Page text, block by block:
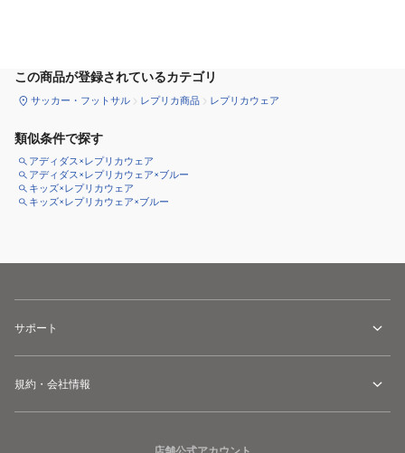
この商品が登録されているカテゴリ
サッカー・フットサル レプリカ商品 レプリカウェア
類似条件で探す
アディダス×レプリカウェア
アディダス×レプリカウェア×ブルー
キッズ×レプリカウェア
キッズ×レプリカウェア×ブルー
サポート
規約・会社情報